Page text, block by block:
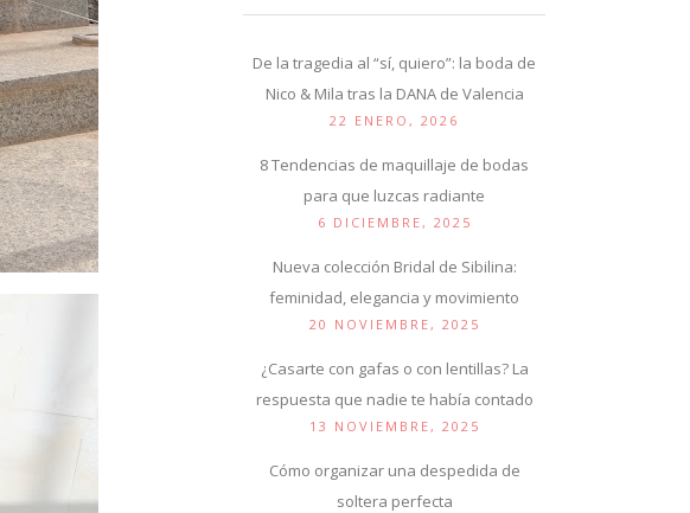
De la tragedia al “sí, quiero”: la boda de
Nico & Mila tras la DANA de Valencia
22 ENERO, 2026
8 Tendencias de maquillaje de bodas
para que luzcas radiante
6 DICIEMBRE, 2025
Nueva colección Bridal de Sibilina:
feminidad, elegancia y movimiento
20 NOVIEMBRE, 2025
¿Casarte con gafas o con lentillas? La
respuesta que nadie te había contado
13 NOVIEMBRE, 2025
Cómo organizar una despedida de
soltera perfecta